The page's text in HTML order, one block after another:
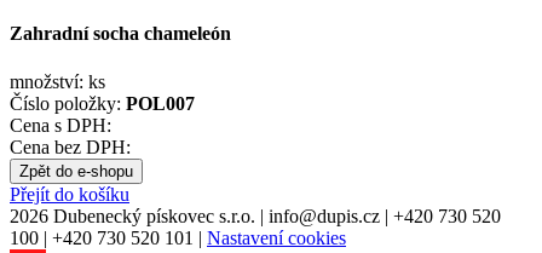
Zahradní socha chameleón
množství: ks
Číslo položky: POL007
Cena s DPH:
Cena bez DPH:
Zpět do e-shopu
Přejít do košíku
2026 Dubenecký pískovec s.r.o. | info@dupis.cz | +420 730 520
100 | +420 730 520 101 | Nastavení cookies